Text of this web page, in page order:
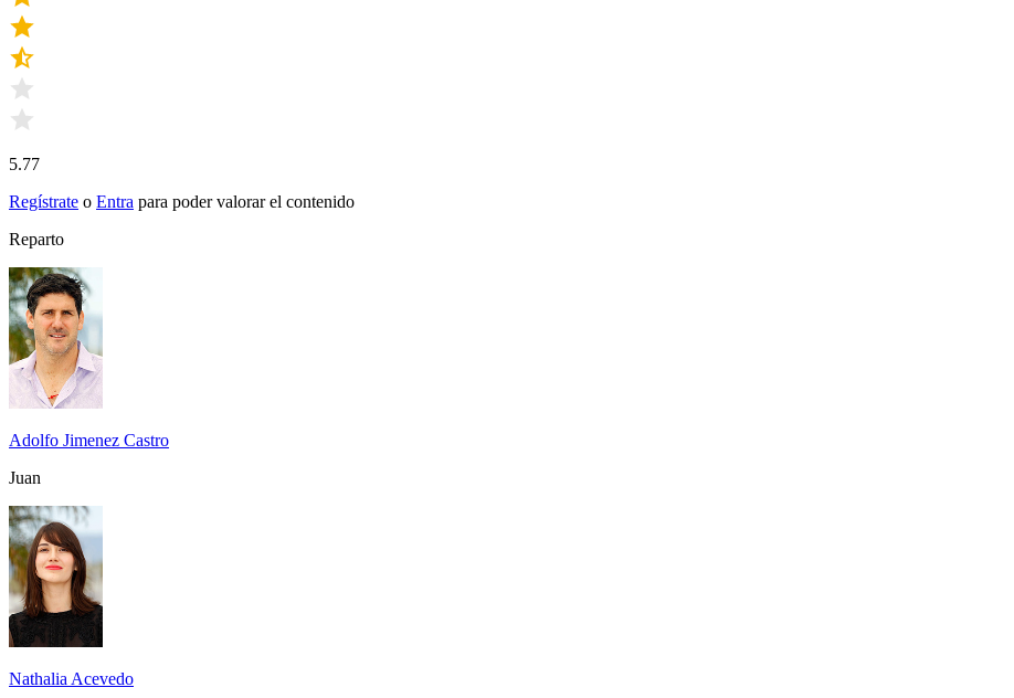
5.77
Regístrate o Entra para poder valorar el contenido
Reparto
Adolfo Jimenez Castro
Juan
Nathalia Acevedo